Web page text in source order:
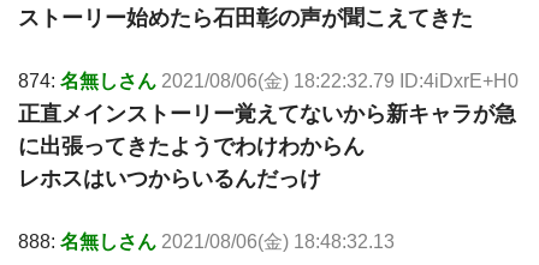
ストーリー始めたら石田彰の声が聞こえてきた
874: 名無しさん 2021/08/06(金) 18:22:32.79 ID:4iDxrE+H0
正直メインストーリー覚えてないから新キャラが急
に出張ってきたようでわけわからん
レホスはいつからいるんだっけ
888: 名無しさん 2021/08/06(金) 18:48:32.13